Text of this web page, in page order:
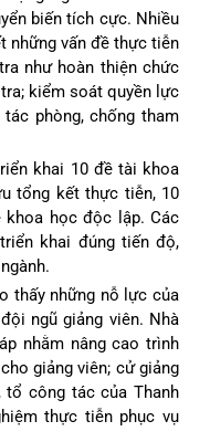
biến tích cực. Nhiều
những vấn đề thực tiễn
như hoàn thiện chức
kiểm soát quyền lực
phòng, chống tham
khai 10 đề tài khoa
tổng kết thực tiễn, 10
học độc lập. Các
khai đúng tiến độ,
thấy những nỗ lực của
ngũ giảng viên. Nhà
nhằm nâng cao trình
giảng viên; cử giảng
tổ công tác của Thanh
thực tiễn phục vụ